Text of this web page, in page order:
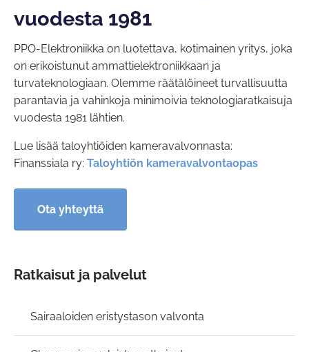
vuodesta 1981
PPO-Elektroniikka on luotettava, kotimainen yritys, joka
on erikoistunut ammattielektroniikkaan ja
turvateknologiaan. Olemme räätälöineet turvallisuutta
parantavia ja vahinkoja minimoivia teknologiaratkaisuja
vuodesta 1981 lähtien.
Lue lisää taloyhtiöiden kameravalvonnasta:
Finanssiala ry: Taloyhtiön kameravalvontaopas
Ota yhteyttä
Ratkaisut ja palvelut
Sairaaloiden eristystason valvonta